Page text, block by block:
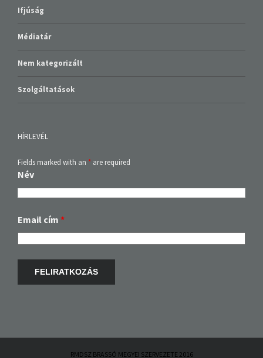
Ifjúság
Médiatár
Nem kategorizált
Szolgáltatások
HÍRLEVÉL
Fields marked with an * are required
Név
Email cím *
RMDSZ BRASSÓ MEGYEI SZERVEZETE 2016